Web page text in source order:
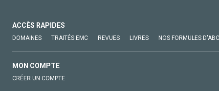
ACCÈS RAPIDES
DOMAINES TRAITÉS EMC REVUES LIVRES NOS FORMULES
MON COMPTE
CRÉER UN COMPTE